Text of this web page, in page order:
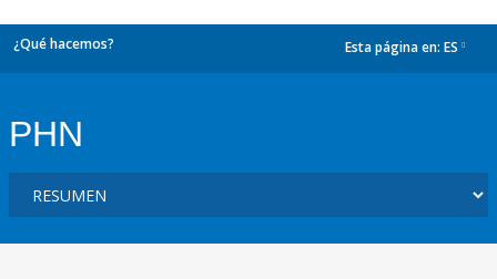
¿Qué hacemos? Esta página en: ES
PHN